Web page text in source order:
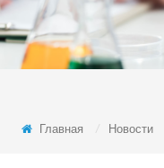
Главная Новости